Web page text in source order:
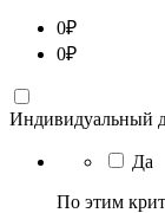
0₽
0₽
Индивидуальный
Да
По этим